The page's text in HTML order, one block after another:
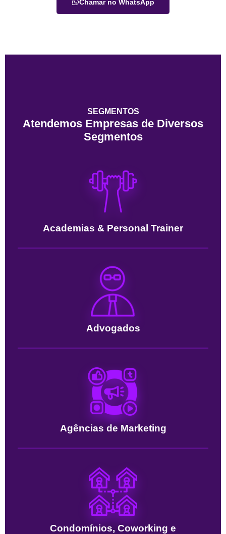
Chamar no WhatsApp
SEGMENTOS
Atendemos Empresas de Diversos
Segmentos
Academias & Personal Trainer
Advogados
Agências de Marketing
Condomínios, Coworking e